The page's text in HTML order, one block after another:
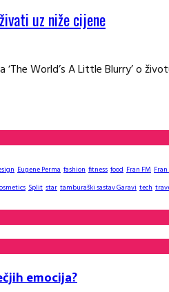
uz niže cijene
World’s A Little Blurry’ o
Eugene Perma fashion fitness food Fran FM
Split star tamburaški sastav Garavi tech
emocija?